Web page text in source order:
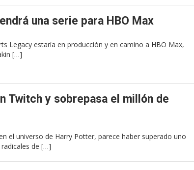
una serie para HBO Max
Legacy estaría en producción y en camino a HBO Max,
[…]
Twitch y sobrepasa el millón de
el universo de Harry Potter, parece haber superado uno
de […]